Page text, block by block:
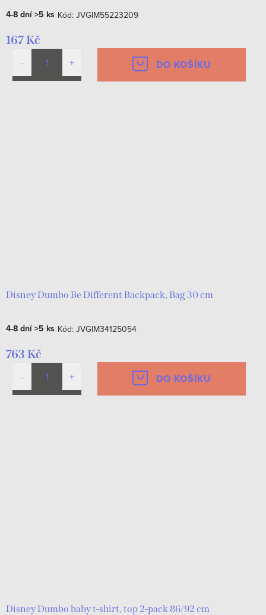
4-8 dní>5 ks Kód: JVGIM55223209
167 Kč
DO KOŠÍKU
Disney Dumbo Be Different Backpack, Bag 30 cm
4-8 dní>5 ks Kód: JVGIM34125054
763 Kč
DO KOŠÍKU
Disney Dumbo baby t-shirt, top 2-pack 86/92 cm